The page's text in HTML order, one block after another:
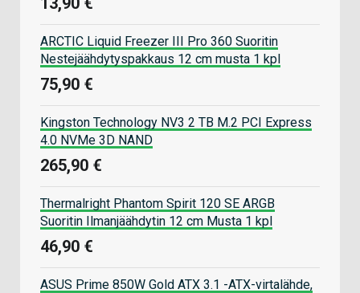
ARCTIC Liquid Freezer III Pro 360 Suoritin
Nestejäähdytyspakkaus 12 cm musta 1 kpl
75,90 €
Kingston Technology NV3 2 TB M.2 PCI Express
4.0 NVMe 3D NAND
265,90 €
Thermalright Phantom Spirit 120 SE ARGB
Suoritin Ilmanjäähdytin 12 cm Musta 1 kpl
46,90 €
ASUS Prime 850W Gold ATX 3.1 -ATX-virtalähde,